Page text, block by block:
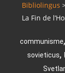
Bibliolingus
La Fin de
communisme,
sovieticus,